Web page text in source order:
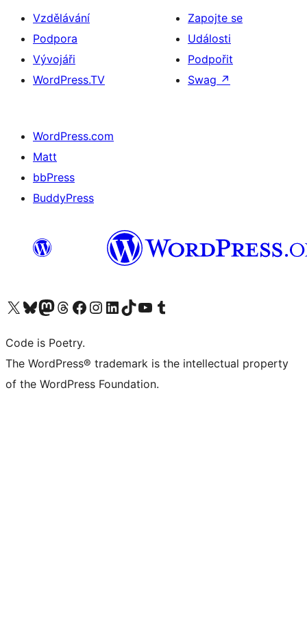
Vzdělávání
Podpora
Vývojáři
WordPress.TV
Zapojte se
Události
Podpořit
Swag ↗
WordPress.com
Matt
bbPress
BuddyPress
Navštivte náš účet na X (dříve Twitter)
Navštivte náš Bluesky účetNavštivte náš účet Mastodon
Navštivte náš Threads účetNavštivte naši stránku na Facebooku
Navštivte náš Instagram účetNavštivte náš LinkedIn účetNavštivte náš TikTok účetNavštivte náš YouTube kanálNavštivte náš Tumblr účet
Code is Poetry.
The WordPress® trademark is the intellectual property
of the WordPress Foundation.